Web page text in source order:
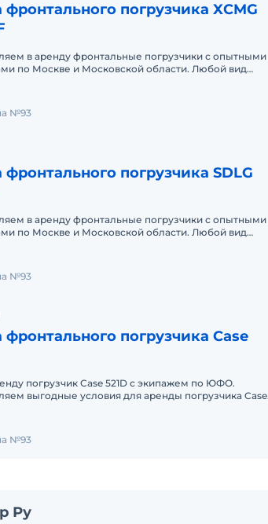
погрузчика XCMG
в аренду фронтальные погрузчики с опытными
по Москве и Московской области. Любой вид
№93
погрузчика SDLG
в аренду фронтальные погрузчики с опытными
по Москве и Московской области. Любой вид
№93
погрузчика Case
погрузчик Case 521D с экипажем по ЮФО.
выгодные условия для аренды погрузчика Case
№93
Ру